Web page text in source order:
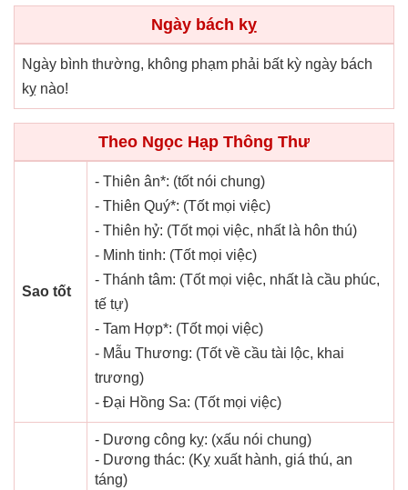
Ngày bách kỵ
Ngày bình thường, không phạm phải bất kỳ ngày bách
kỵ nào!
Theo Ngọc Hạp Thông Thư
Sao tốt
- Thiên ân*: (tốt nói chung)
- Thiên Quý*: (Tốt mọi việc)
- Thiên hỷ: (Tốt mọi việc, nhất là hôn thú)
- Minh tinh: (Tốt mọi việc)
- Thánh tâm: (Tốt mọi việc, nhất là cầu phúc,
tế tự)
- Tam Hợp*: (Tốt mọi việc)
- Mẫu Thương: (Tốt về cầu tài lộc, khai
trương)
- Đại Hồng Sa: (Tốt mọi việc)
- Dương công kỵ: (xấu nói chung)
- Dương thác: (Kỵ xuất hành, giá thú, an
táng)